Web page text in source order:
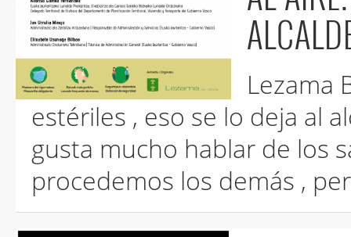
Lezama Bizirik no
estériles , eso se lo deja al
gusta mucho hablar de los sacos y de la harina de la que